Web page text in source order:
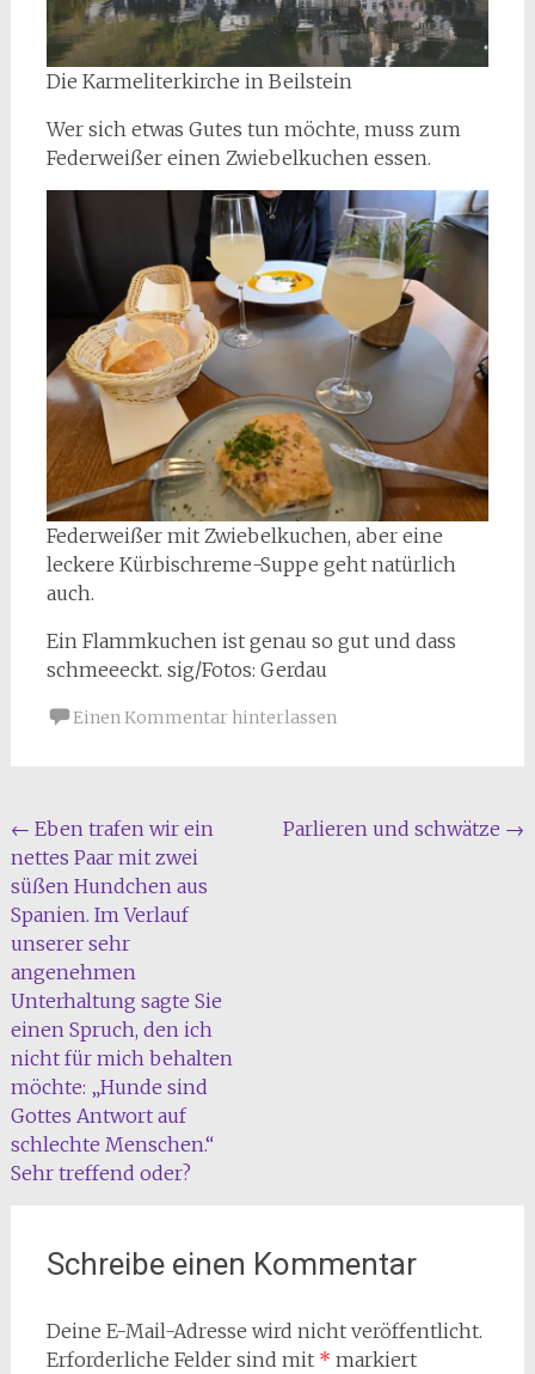
Die Karmeliterkirche in Beilstein
Wer sich etwas Gutes tun möchte, muss zum
Federweißer einen Zwiebelkuchen essen.
Federweißer mit Zwiebelkuchen, aber eine
leckere Kürbischreme-Suppe geht natürlich
auch.
Ein Flammkuchen ist genau so gut und dass
schmeeeckt. sig/Fotos: Gerdau
Einen Kommentar hinterlassen
Beitragsnavigation
← Eben trafen wir ein
nettes Paar mit zwei
süßen Hundchen aus
Spanien. Im Verlauf
unserer sehr
angenehmen
Unterhaltung sagte Sie
einen Spruch, den ich
nicht für mich behalten
möchte: „Hunde sind
Gottes Antwort auf
schlechte Menschen.“
Sehr treffend oder?
Parlieren und schwätze →
Schreibe einen Kommentar
Deine E-Mail-Adresse wird nicht veröffentlicht.
Erforderliche Felder sind mit * markiert